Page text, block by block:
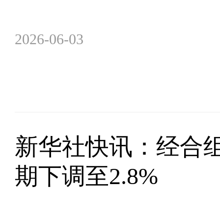
2026-06-03
新华社快讯：经合
期下调至2.8%